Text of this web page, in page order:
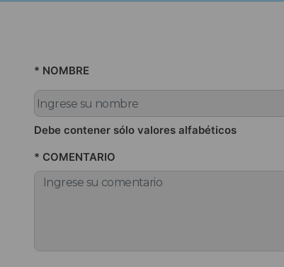
* NOMBRE
Debe contener sólo valores alfabéticos
* COMENTARIO